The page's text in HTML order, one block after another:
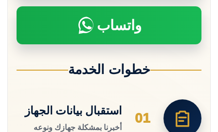
واتساب
خطوات الخدمة
01
استقبال بيانات الجهاز
أخبرنا بمشكلة جهازك ونوعه